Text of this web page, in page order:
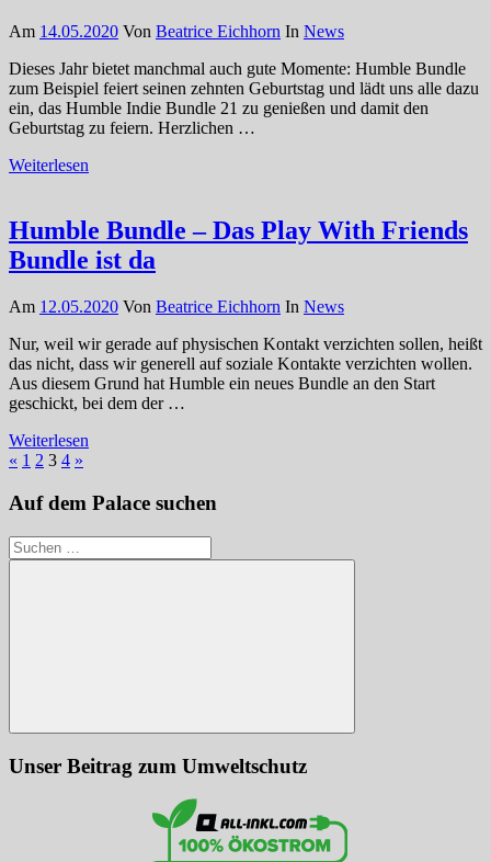
Am 14.05.2020 Von Beatrice Eichhorn In News
Dieses Jahr bietet manchmal auch gute Momente: Humble Bundle
zum Beispiel feiert seinen zehnten Geburtstag und lädt uns alle dazu
ein, das Humble Indie Bundle 21 zu genießen und damit den
Geburtstag zu feiern. Herzlichen …
Weiterlesen
Humble Bundle – Das Play With Friends
Bundle ist da
Am 12.05.2020 Von Beatrice Eichhorn In News
Nur, weil wir gerade auf physischen Kontakt verzichten sollen, heißt
das nicht, dass wir generell auf soziale Kontakte verzichten wollen.
Aus diesem Grund hat Humble ein neues Bundle an den Start
geschickt, bei dem der …
Weiterlesen
Seitennummerierung
der
« Vorherige
1 2 3 4 Nächste
»
Auf dem Palace suchen
Suchen
nach:
Suchen
Unser Beitrag zum Umweltschutz